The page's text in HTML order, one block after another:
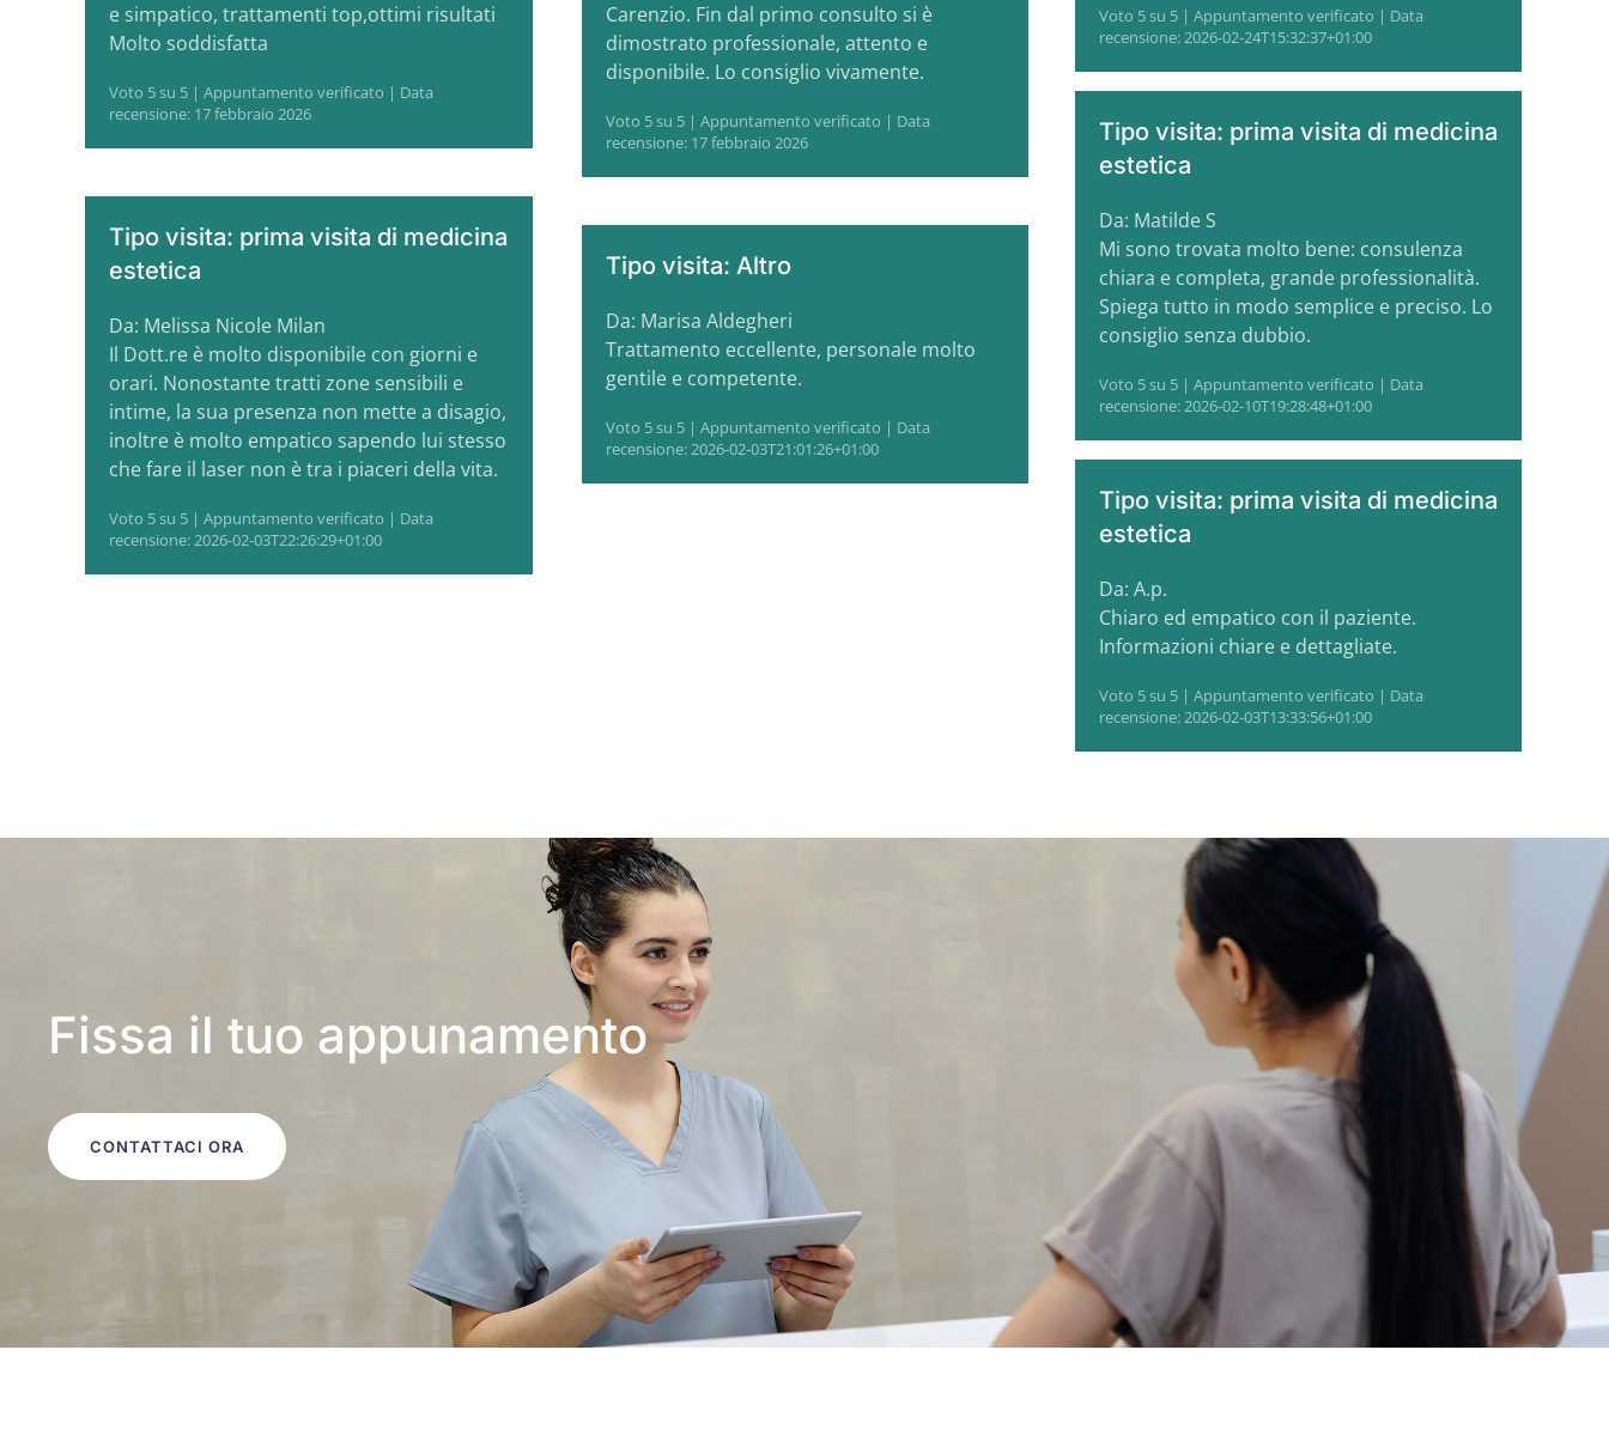
Voto 5 su 5 | Appuntamento verificato | Data
recensione: 2026-02-24T15:32:37+01:00
e simpatico, trattamenti top,ottimi risultati
Molto soddisfatta
Voto 5 su 5 | Appuntamento verificato | Data
recensione: 17 febbraio 2026
Carenzio. Fin dal primo consulto si è
dimostrato professionale, attento e
disponibile. Lo consiglio vivamente.
Voto 5 su 5 | Appuntamento verificato | Data
recensione: 17 febbraio 2026
Tipo visita: prima visita di medicina
estetica
Da: Matilde S
Mi sono trovata molto bene: consulenza
chiara e completa, grande professionalità.
Spiega tutto in modo semplice e preciso. Lo
consiglio senza dubbio.
Voto 5 su 5 | Appuntamento verificato | Data
recensione: 2026-02-10T19:28:48+01:00
Tipo visita: prima visita di medicina
estetica
Da: Melissa Nicole Milan
Il Dott.re è molto disponibile con giorni e
orari. Nonostante tratti zone sensibili e
intime, la sua presenza non mette a disagio,
inoltre è molto empatico sapendo lui stesso
che fare il laser non è tra i piaceri della vita.
Voto 5 su 5 | Appuntamento verificato | Data
recensione: 2026-02-03T22:26:29+01:00
Tipo visita: Altro
Da: Marisa Aldegheri
Trattamento eccellente, personale molto
gentile e competente.
Voto 5 su 5 | Appuntamento verificato | Data
recensione: 2026-02-03T21:01:26+01:00
Tipo visita: prima visita di medicina
estetica
Da: A.p.
Chiaro ed empatico con il paziente.
Informazioni chiare e dettagliate.
Voto 5 su 5 | Appuntamento verificato | Data
recensione: 2026-02-03T13:33:56+01:00
Fissa il tuo appunamento
CONTATTACI ORA